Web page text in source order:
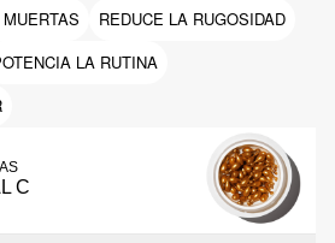
REDUCE LA RUGOSIDAD
LA RUTINA
C